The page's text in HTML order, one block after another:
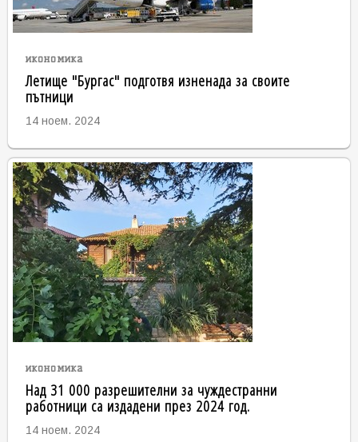
икономика
Летище "Бургас" подготвя изненада за своите
пътници
14 ноем. 2024
икономика
Над 31 000 разрешителни за чуждестранни
работници са издадени през 2024 год.
14 ноем. 2024